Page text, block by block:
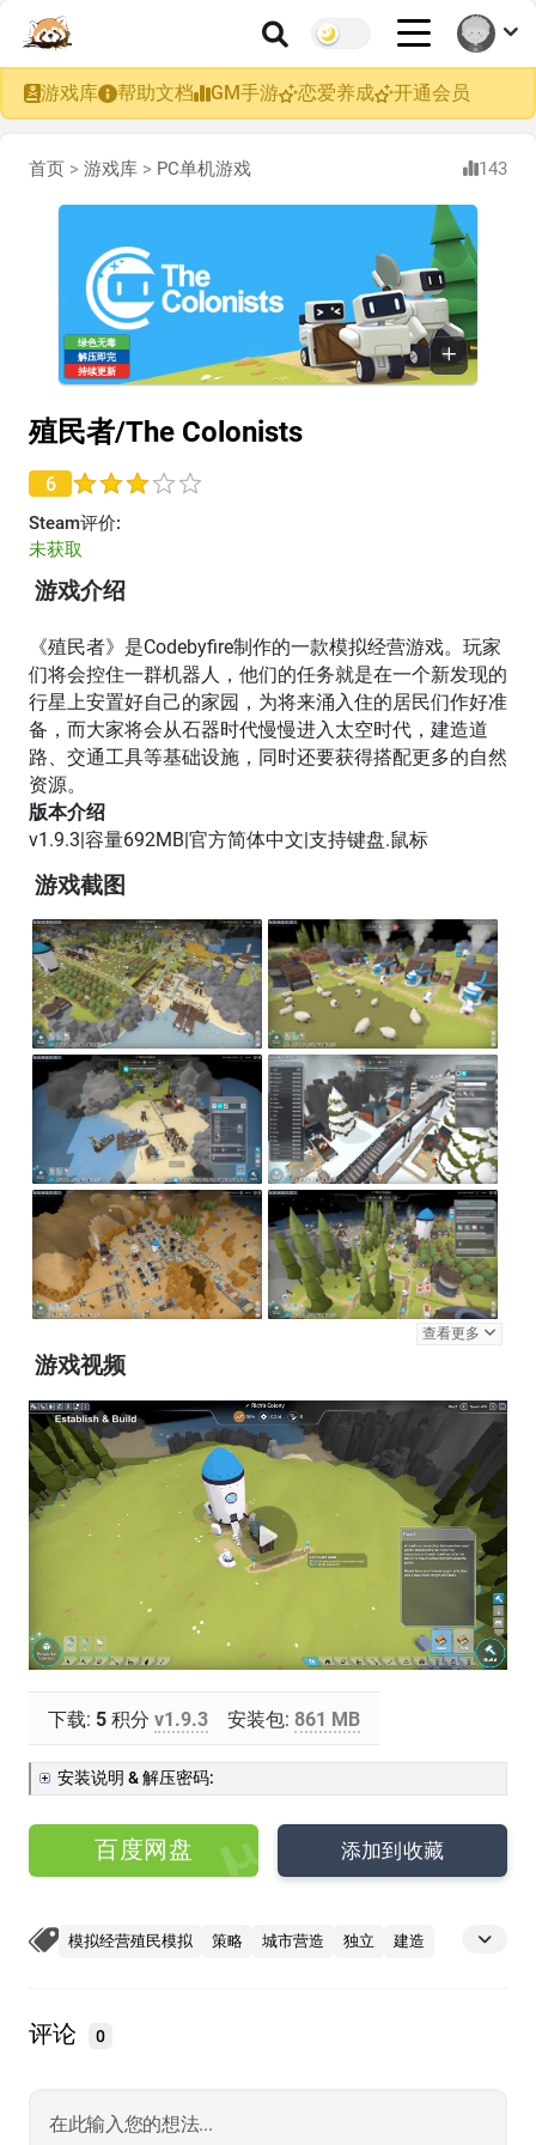
游戏库 帮助文档 GM手游 恋爱养成 开通会员
首页 > 游戏库 > PC单机游戏 143
绿色无毒
解压即完
持续更新
殖民者/The Colonists
6
Steam评价:
未获取
游戏介绍
《殖民者》是Codebyfire制作的一款模拟经营游戏。玩家
们将会控住一群机器人，他们的任务就是在一个新发现的
行星上安置好自己的家园，为将来涌入住的居民们作好准
备，而大家将会从石器时代慢慢进入太空时代，建造道
路、交通工具等基础设施，同时还要获得搭配更多的自然
资源。
版本介绍
v1.9.3|容量692MB|官方简体中文|支持键盘.鼠标
游戏截图
查看更多
游戏视频
下载: 5 积分 v1.9.3 安装包: 861 MB
安装说明 & 解压密码:
百度网盘 添加到收藏
模拟经营殖民模拟 策略 城市营造 独立 建造
评论 0